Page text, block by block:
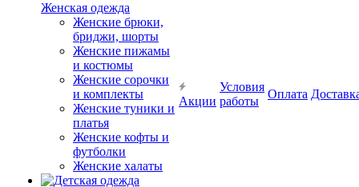
Женская одежда
Женские брюки,
бриджи, шорты
Женские пижамы
и костюмы
Женские сорочки
и комплекты
Женские туники и
платья
Женские кофты и
футболки
Женские халаты
Акции
Условия
работы
Оплата